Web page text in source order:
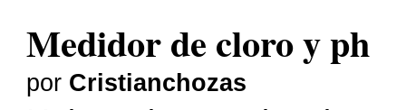
Medidor de cloro y ph
por Cristianchozas